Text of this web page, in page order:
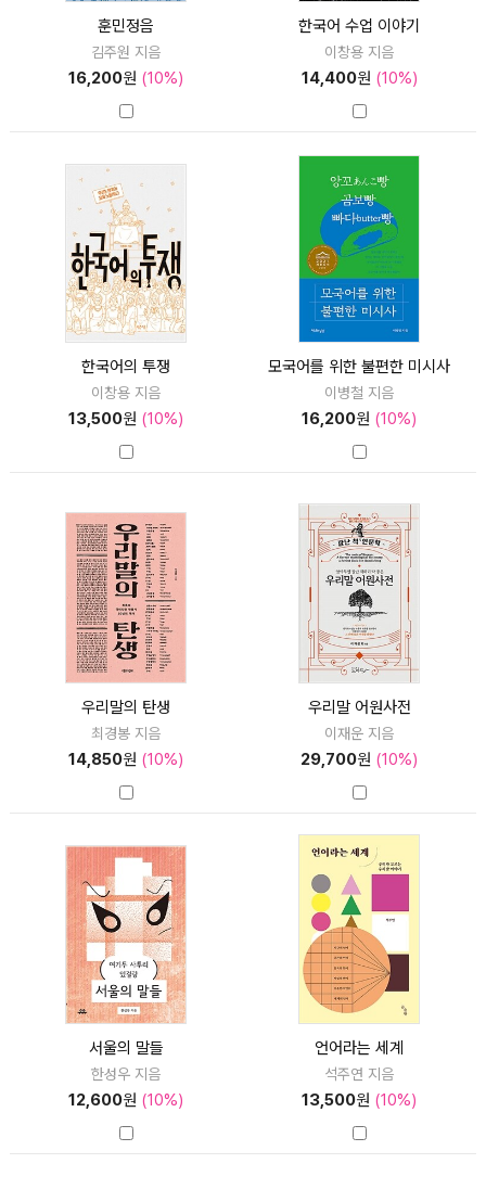
훈민정음
김주원 지음
16,200원 (10%)
한국어 수업 이야기
이창용 지음
14,400원 (10%)
한국어의 투쟁
이창용 지음
13,500원 (10%)
모국어를 위한 불편한 미시사
이병철 지음
16,200원 (10%)
우리말의 탄생
최경봉 지음
14,850원 (10%)
우리말 어원사전
이재운 지음
29,700원 (10%)
서울의 말들
한성우 지음
12,600원 (10%)
언어라는 세계
석주연 지음
13,500원 (10%)